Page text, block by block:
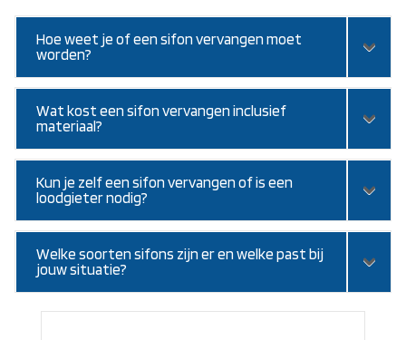
Hoe weet je of een sifon vervangen moet
worden?
Wat kost een sifon vervangen inclusief
materiaal?
Kun je zelf een sifon vervangen of is een
loodgieter nodig?
Welke soorten sifons zijn er en welke past bij
jouw situatie?